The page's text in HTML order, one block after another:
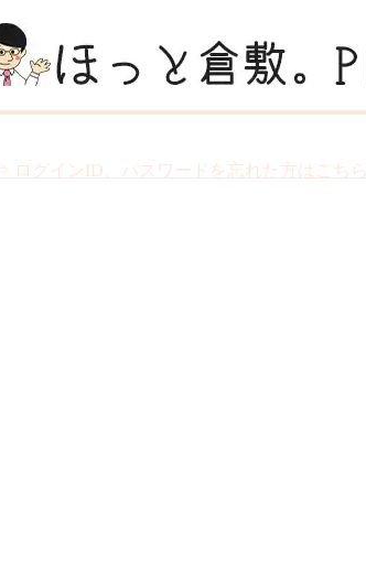
⇒ ログインID、パスワードを忘れた方はこちら